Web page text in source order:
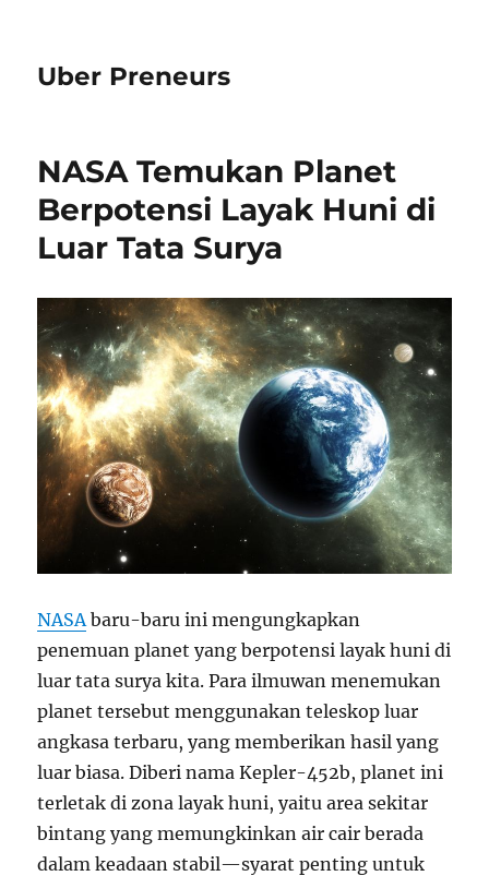
Uber Preneurs
NASA Temukan Planet
Berpotensi Layak Huni di
Luar Tata Surya
NASA baru-baru ini mengungkapkan
penemuan planet yang berpotensi layak huni di
luar tata surya kita. Para ilmuwan menemukan
planet tersebut menggunakan teleskop luar
angkasa terbaru, yang memberikan hasil yang
luar biasa. Diberi nama Kepler-452b, planet ini
terletak di zona layak huni, yaitu area sekitar
bintang yang memungkinkan air cair berada
dalam keadaan stabil—syarat penting untuk